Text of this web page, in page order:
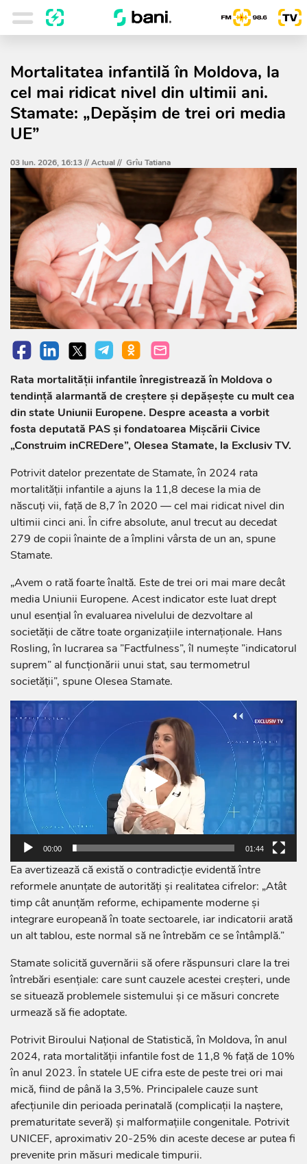
Mortalitatea infantilă în Moldova, la
cel mai ridicat nivel din ultimii ani.
Stamate: „Depășim de trei ori media
UE”
03 Iun. 2026, 16:13 //Actual// Grîu Tatiana
Rata mortalității infantile înregistrează în Moldova o
tendință alarmantă de creștere și depășește cu mult cea
din state Uniunii Europene. Despre aceasta a vorbit
fosta deputată PAS și fondatoarea Mișcării Civice
„Construim inCREDere”, Olesea Stamate, la Exclusiv TV.
Potrivit datelor prezentate de Stamate, în 2024 rata
mortalității infantile a ajuns la 11,8 decese la mia de
născuți vii, față de 8,7 în 2020 — cel mai ridicat nivel din
ultimii cinci ani. În cifre absolute, anul trecut au decedat
279 de copii înainte de a împlini vârsta de un an, spune
Stamate.
„Avem o rată foarte înaltă. Este de trei ori mai mare decât
media Uniunii Europene. Acest indicator este luat drept
unul esențial în evaluarea nivelului de dezvoltare al
societății de către toate organizațiile internaționale. Hans
Rosling, în lucrarea sa ”Factfulness”, îl numește ”indicatorul
suprem” al funcționării unui stat, sau termometrul
societății”, spune Olesea Stamate.
Player
video
00:00 01:44
Ea avertizează că există o contradicție evidentă între
reformele anunțate de autorități și realitatea cifrelor: „Atât
timp cât anunțăm reforme, echipamente moderne și
integrare europeană în toate sectoarele, iar indicatorii arată
un alt tablou, este normal să ne întrebăm ce se întâmplă.”
Stamate solicită guvernării să ofere răspunsuri clare la trei
întrebări esențiale: care sunt cauzele acestei creșteri, unde
se situează problemele sistemului și ce măsuri concrete
urmează să fie adoptate.
Potrivit Biroului Național de Statistică, în Moldova, în anul
2024, rata mortalității infantile fost de 11,8 % față de 10%
în anul 2023. În statele UE cifra este de peste trei ori mai
mică, fiind de până la 3,5%. Principalele cauze sunt
afecțiunile din perioada perinatală (complicații la naștere,
prematuritate severă) și malformațiile congenitale. Potrivit
UNICEF, aproximativ 20-25% din aceste decese ar putea fi
prevenite prin măsuri medicale timpurii.